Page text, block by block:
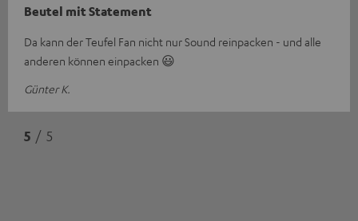
Beutel mit Statement
Da kann der Teufel Fan nicht nur Sound reinpacken - und alle
anderen können einpacken 😃
Günter K.
5 / 5